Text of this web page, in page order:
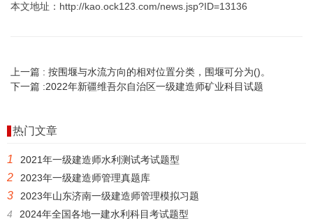
本文地址：http://kao.ock123.com/news.jsp?ID=13136
上一篇 : 按围堰与水流方向的相对位置分类，围堰可分为()。
下一篇 :2022年新疆维吾尔自治区一级建造师矿业科目试题
热门文章
1 2021年一级建造师水利测试考试题型
2 2023年一级建造师管理真题库
3
2023年山东济南一级建造师管理模拟习题
4
2024年全国各地一建水利科目考试题型